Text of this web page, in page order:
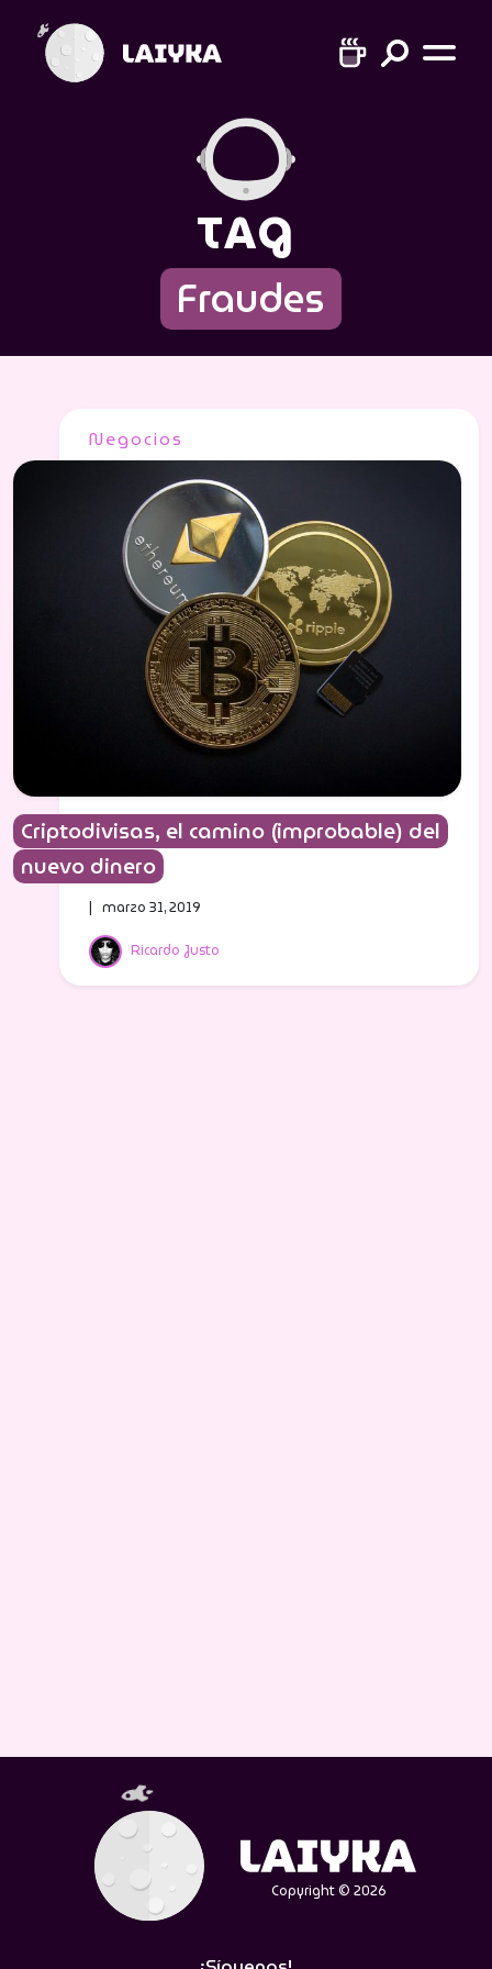
TAG
Fraudes
Negocios
Criptodivisas, el camino (improbable) del
nuevo dinero
Ricardo Justo
| marzo 31, 2019
Copyright © 2026